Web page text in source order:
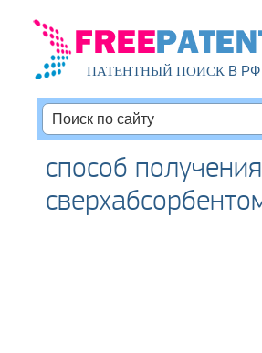
ПАТЕНТНЫЙ ПОИСКВ РФ
способ